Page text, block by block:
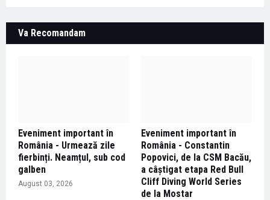
Va Recomandam
Eveniment important în
România - Urmează zile
fierbinți. Neamțul, sub cod
galben
August 03, 2026
Eveniment important în
România - Constantin
Popovici, de la CSM Bacău,
a câștigat etapa Red Bull
Cliff Diving World Series
de la Mostar